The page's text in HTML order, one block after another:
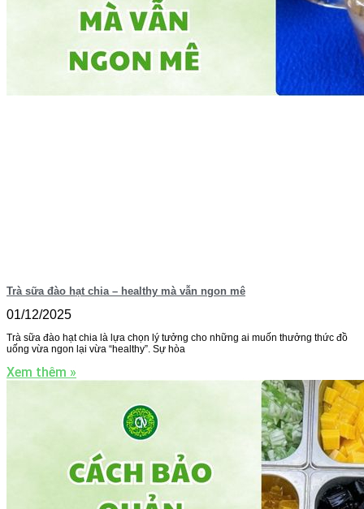
Trà sữa đào hạt chia – healthy mà vẫn ngon mê
01/12/2025
Trà sữa đào hạt chia là lựa chọn lý tưởng cho những ai muốn thưởng thức đồ
uống vừa ngon lại vừa “healthy”. Sự hòa
Xem thêm »